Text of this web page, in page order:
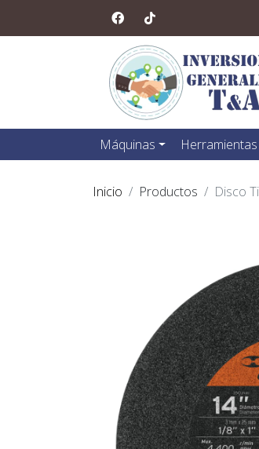
Máquinas Herramientas
Inicio Productos Disco